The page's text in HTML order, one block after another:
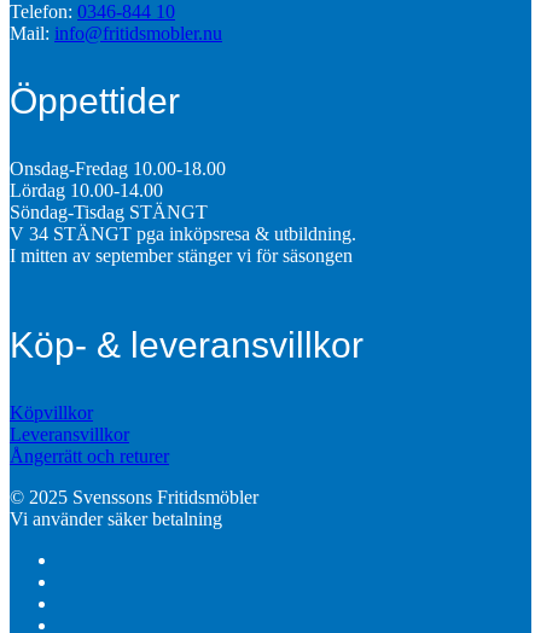
Telefon: 0346-844 10
Mail: info@fritidsmobler.nu
Öppettider
Onsdag-Fredag 10.00-18.00
Lördag 10.00-14.00
Söndag-Tisdag STÄNGT
V 34 STÄNGT pga inköpsresa & utbildning.
I mitten av september stänger vi för säsongen
Köp- & leveransvillkor
Köpvillkor
Leveransvillkor
Ångerrätt och returer
© 2025 Svenssons Fritidsmöbler
Vi använder säker betalning